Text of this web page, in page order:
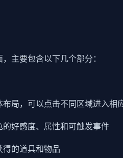
主要包含以下几个部分：
局，可以点击不同区域进入相
好感度、属性和可触发事件
的道具和物品